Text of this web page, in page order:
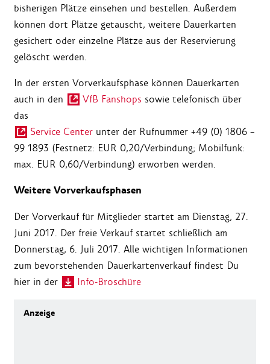
bisherigen Plätze einsehen und bestellen. Außerdem
können dort Plätze getauscht, weitere Dauerkarten
gesichert oder einzelne Plätze aus der Reservierung
gelöscht werden.
In der ersten Vorverkaufsphase können Dauerkarten
auch in den
VfB Fanshops sowie telefonisch über
das
Service Center unter der Rufnummer +49 (0) 1806 –
99 1893 (Festnetz: EUR 0,20/Verbindung; Mobilfunk:
max. EUR 0,60/Verbindung) erworben werden.
Weitere Vorverkaufsphasen
Der Vorverkauf für Mitglieder startet am Dienstag, 27.
Juni 2017. Der freie Verkauf startet schließlich am
Donnerstag, 6. Juli 2017. Alle wichtigen Informationen
zum bevorstehenden Dauerkartenverkauf findest Du
hier in der
Info-Broschüre